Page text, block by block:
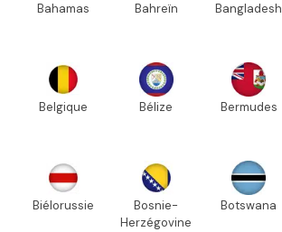
Bahamas Bahreïn Bangladesh
Belgique Bélize Bermudes
Biélorussie
Bosnie-
Herzégovine
Botswana